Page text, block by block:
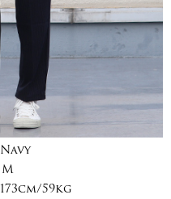
Navy
M
173cm/59kg